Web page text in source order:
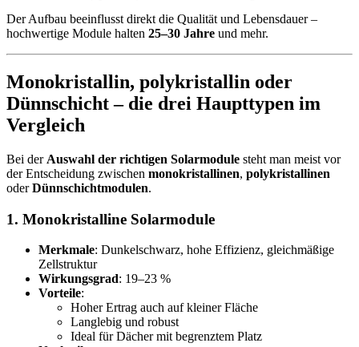
Der Aufbau beeinflusst direkt die Qualität und Lebensdauer –
hochwertige Module halten 25–30 Jahre und mehr.
Monokristallin, polykristallin oder
Dünnschicht – die drei Haupttypen im
Vergleich
Bei der Auswahl der richtigen Solarmodule steht man meist vor
der Entscheidung zwischen monokristallinen, polykristallinen
oderDünnschichtmodulen.
1. Monokristalline Solarmodule
Merkmale: Dunkelschwarz, hohe Effizienz, gleichmäßige
Zellstruktur
Wirkungsgrad: 19–23 %
Vorteile:
Hoher Ertrag auch auf kleiner Fläche
Langlebig und robust
Ideal für Dächer mit begrenztem Platz